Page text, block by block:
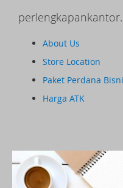
About Us
Store Location
Paket Perdana
Harga ATK